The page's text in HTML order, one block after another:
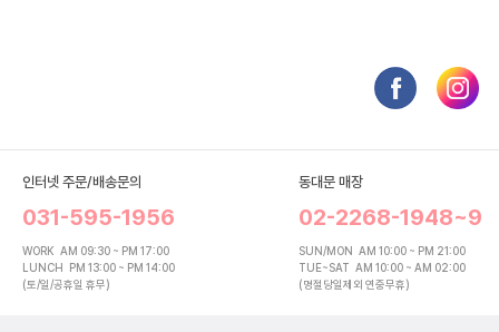
인터넷 주문/배송문의
031-595-1956
WORK AM 09:30 ~ PM 17:00
LUNCH
PM 13:00 ~ PM 14:00
(토/일/공휴일 휴무)
동대문 매장
02-2268-1948~9
SUN/MON AM 10:00 ~ PM 21:00
TUE~SAT AM 10:00 ~ AM 02:00
(명절당일제외 연중무휴)